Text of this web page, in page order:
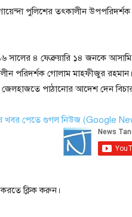
গোয়েন্দা পুলিশের তৎকালীন
সালের ৪ ফেব্রুয়ারি ১৪ জনকে
পরিদর্শক গোলাম মাহফীজুর
পাঠানোর আদেশ দেন
খবর পেতে গুগল নিউজ (Google
করতে ক্লিক করুন।